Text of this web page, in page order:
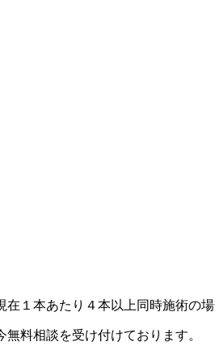
本あたり４本以上同時施術の
料相談を受け付けております。